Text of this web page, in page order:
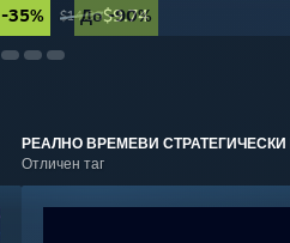
-35% $14.99$9.74
До -90%
РЕАЛНО ВРЕМЕВИ СТРАТЕГИЧЕСКИ
Отличен таг